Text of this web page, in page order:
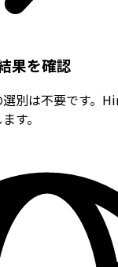
果を確認
別は不要です。
す。